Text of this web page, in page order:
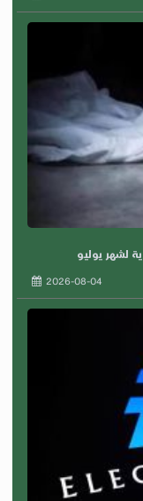
لشهر يوليو
2026-08-04